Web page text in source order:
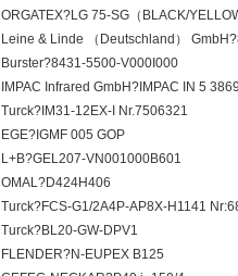
ORGATEX?LG 75-SG（BLACK/
Leine & Linde （Deutschland）
Burster?8431-5500-V000I000
IMPAC Infrared GmbH?IMPAC IN 5
Turck?IM31-12EX-I Nr.7506321
EGE?IGMF 005 GOP
L+B?GEL207-VN001000B601
OMAL?D424H406
Turck?FCS-G1/2A4P-AP8X-H1141
Turck?BL20-GW-DPV1
FLENDER?N-EUPEX B125